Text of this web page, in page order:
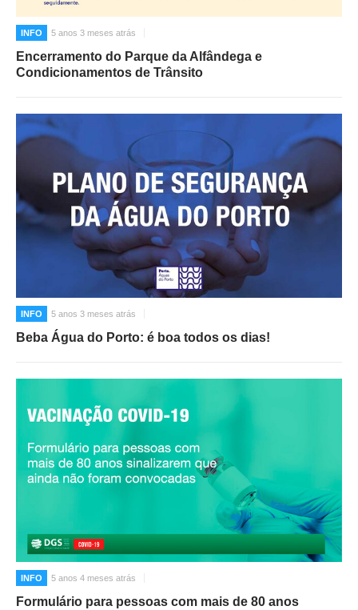
INFO 5 anos 3 meses atrás
Encerramento do Parque da Alfândega e
Condicionamentos de Trânsito
INFO 5 anos 3 meses atrás
Beba Água do Porto: é boa todos os dias!
INFO 5 anos 4 meses atrás
Formulário para pessoas com mais de 80 anos